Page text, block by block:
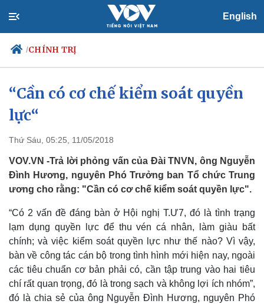
English
/CHÍNH TRỊ
Chính trị
Đảng
Tổ chức nhân sự
Nhận diện sự thật
Dấu ấn VOV
Việc làm
Biển đảo
“Cần có cơ chế kiểm soát quyền
lực“
Thứ Sáu, 05:25, 11/05/2018
VOV.VN -Trả lời phỏng vấn của Đài TNVN, ông Nguyễn
Đình Hương, nguyên Phó Trưởng ban Tổ chức Trung
ương cho rằng: "Cần có cơ chế kiểm soát quyền lực".
“Có 2 vấn đề đáng bàn ở Hội nghị T.Ư7, đó là tình trạng
lạm dụng quyền lực để thu vén cá nhân, làm giàu bất
chính; và việc kiểm soát quyền lực như thế nào? Vì vậy,
bàn về công tác cán bộ trong tình hình mới hiện nay, ngoài
các tiêu chuẩn cơ bản phải có, cần tập trung vào hai tiêu
chí rất quan trọng, đó là trong sạch và không lợi ích nhóm”,
đó là chia sẻ của ông Nguyễn Đình Hương, nguyên Phó